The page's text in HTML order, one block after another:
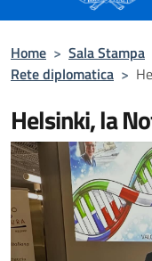
Home > Sala Stampa
Rete diplomatica >
Helsinki, la